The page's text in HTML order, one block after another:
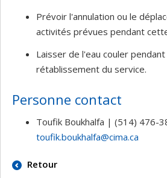
Prévoir l'annulation ou le
activités prévues pendant
Laisser de l'eau couler
rétablissement du service.
Personne contact
Toufik Boukhalfa | (514) 476-
toufik.boukhalfa@cima.ca
Retour